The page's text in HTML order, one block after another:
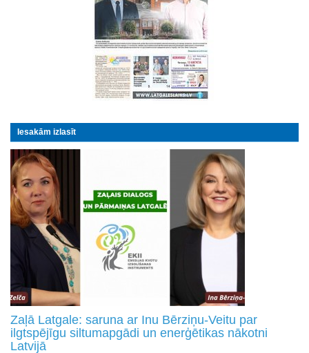
Iesakām izlasīt
Zaļā Latgale: saruna ar Inu Bērziņu-Veitu par
ilgtspējīgu siltumapgādi un enerģētikas nākotni
Latvijā